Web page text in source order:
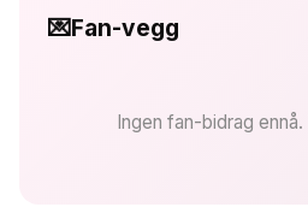
💌Fan-vegg
Ingen fan-bidrag